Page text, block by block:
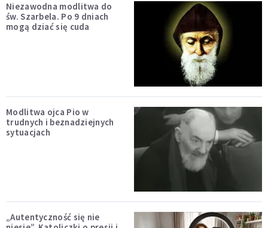
Niezawodna modlitwa do
św. Szarbela. Po 9 dniach
mogą dziać się cuda
Modlitwa ojca Pio w
trudnych i beznadziejnych
sytuacjach
„Autentyczność się nie